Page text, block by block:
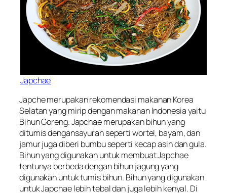
Japchae
Japche merupakan rekomendasi makanan Korea
Selatan yang mirip dengan makanan Indonesia yaitu
Bihun Goreng. Japchae merupakan bihun yang
ditumis dengansayuran seperti wortel, bayam, dan
jamur juga diberi bumbu seperti kecap asin dan gula.
Bihun yang digunakan untuk membuat Japchae
tentunya berbeda dengan bihun jagung yang
digunakan untuk tumis bihun. Bihun yang digunakan
untuk Japchae lebih tebal dan juga lebih kenyal. Di